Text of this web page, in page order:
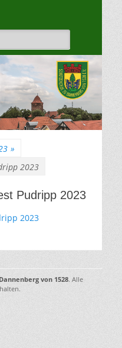
1528
»
2023
Pudripp 2023
2023
von 1528. Alle